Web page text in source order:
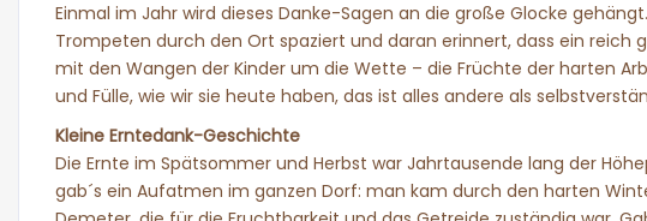
Einmal im Jahr wird dieses Danke-Sagen an die große Glocke
Trompeten durch den Ort spaziert und daran erinnert, dass ein reich
mit den Wangen der Kinder um die Wette – die Früchte der harten
und Fülle, wie wir sie heute haben, das ist alles andere als
Kleine Erntedank-Geschichte
Die Ernte im Spätsommer und Herbst war Jahrtausende lang der
gab´s ein Aufatmen im ganzen Dorf: man kam durch den harten